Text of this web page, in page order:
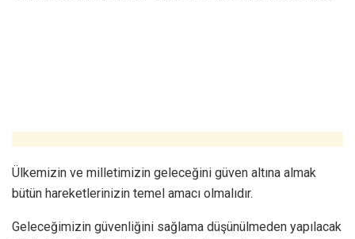
Ülkemizin ve milletimizin geleceğini güven altına almak
bütün hareketlerinizin temel amacı olmalıdır.
Geleceğimizin güvenliğini sağlama düşünülmeden yapılacak